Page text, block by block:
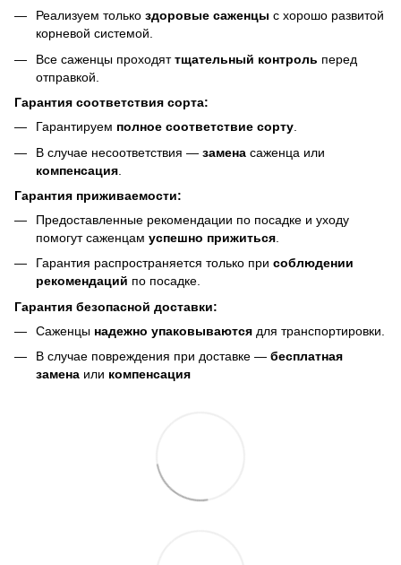
Реализуем только здоровые саженцы с хорошо развитой
корневой системой.
Все саженцы проходяттщательный контроль перед
отправкой.
Гарантия соответствия сорта:
Гарантируем полное соответствие сорту.
В случае несоответствия — замена саженца или
компенсация
Гарантия приживаемости:
Предоставленные рекомендации по посадке и уходу
помогут саженцам успешно прижиться
Гарантия распространяется только при соблюдении
рекомендаций по посадке.
Гарантия безопасной доставки:
Саженцы надежно упаковываются для транспортировки.
В случае повреждения при доставке — бесплатная
замена или компенсация